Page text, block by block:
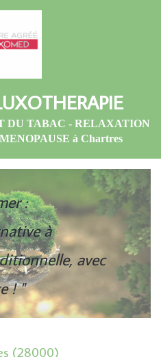
DU TABAC - RELAXATION
à Chartres
:
à
avec
! "
(28000)